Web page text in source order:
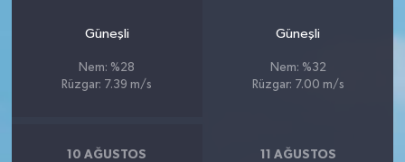
Güneşli
Nem: %28
Rüzgar: 7.39 m/s
Güneşli
Nem: %32
Rüzgar: 7.00 m/s
10 AĞUSTOS 11 AĞUSTOS